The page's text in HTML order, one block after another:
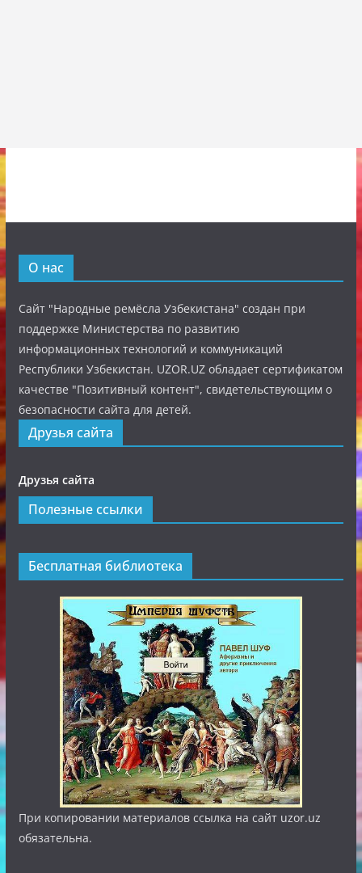
О нас
Сайт "Народные ремёсла Узбекистана" создан при
поддержке Министерства по развитию
информационных технологий и коммуникаций
Республики Узбекистан. UZOR.UZ обладает сертификатом
качестве "Позитивный контент", свидетельствующим о
безопасности сайта для детей.
Друзья сайта
Друзья сайта
Полезные ссылки
Бесплатная библиотека
При копировании материалов ссылка на сайт uzor.uz
обязательна.